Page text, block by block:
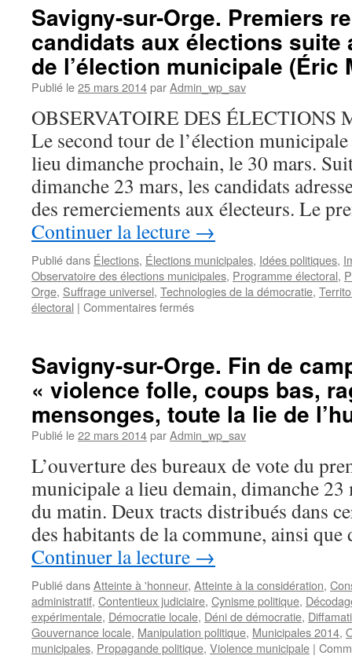
Laurence
Spicher-
Bernier
(UDI)
se
t-
?
Non.
Savigny-sur-Orge. Premiers
candidats aux élections suite
de l’élection municipale (Éric
Publié le25 mars 2014parAdmin_wp_sav
OBSERVATOIRE DES ÉLECTIONS
Le second tour de l’élection
lieu dimanche prochain, le 30 mars.
dimanche 23 mars, les candidats
des remerciements aux électeurs. Le
Continuer la lecture →
Publié dans Élections, Élections municipales, Idées politiques,
Observatoire des élections municipales, Programme électoral,
Orge, Suffrage universel, Technologies de la démocratie,
électoral | Commentaires ferméssur
Premiers
remerciements
des
candidats
aux
élections
suite
premier
tour
l’élection
municipale
Mehlhorn)
Savigny-sur-Orge. Fin de
« violence folle, coups bas,
mensonges, toute la lie de
Publié le22 mars 2014parAdmin_wp_sav
L’ouverture des bureaux de vote du
municipale a lieu demain, dimanche 23
du matin. Deux tracts distribués dans
des habitants de la commune, ainsi
Continuer la lecture →
Publié dansAtteinte à 'honneur, Atteinte à la considération,
administratif, Contentieux judiciaire, Cynisme politique,
expérimentale, Démocratie locale, Déni de démocratie,
Gouvernance locale, Manipulation politique, Municipales 2014,
municipales, Propagande politique, Violence municipale |